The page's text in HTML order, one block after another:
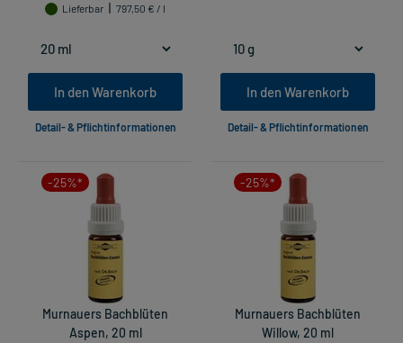
Lieferbar
797,50 € / l
In den Warenkorb
Detail- & Pflichtinformationen
In den Warenkorb
Detail- & Pflichtinformationen
-25%*
Murnauers Bachblüten
Aspen, 20 ml
-25%*
Murnauers Bachblüten
Willow, 20 ml